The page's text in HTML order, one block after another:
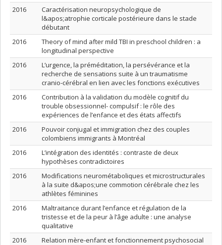
2016
Caractérisation neuropsychologique de
l&apos;atrophie corticale postérieure dans le stade
débutant
2016
Theory of mind after mild TBI in preschool children : a
longitudinal perspective
2016
L’urgence, la préméditation, la persévérance et la
recherche de sensations suite à un traumatisme
cranio-cérébral en lien avec les fonctions exécutives
2016
Contribution à la validation du modèle cognitif du
trouble obsessionnel- compulsif : le rôle des
expériences de l’enfance et des états affectifs
2016
Pouvoir conjugal et immigration chez des couples
colombiens immigrants à Montréal
2016
L’intégration des identités : contraste de deux
hypothèses contradictoires
2016
Modifications neurométaboliques et microstructurales
à la suite d&apos;une commotion cérébrale chez les
athlètes féminines
2016
Maltraitance durant l’enfance et régulation de la
tristesse et de la peur à l’âge adulte : une analyse
qualitative
2016
Relation mère-enfant et fonctionnement psychosocial